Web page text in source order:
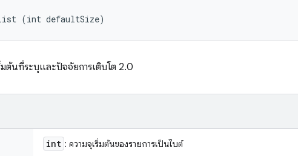
(int defaultSize)
มต้นที่ระบุและปัจจัยการเติบโต 2.0
int : ความจุเริ่มต้นของรายการเป็นไบต์